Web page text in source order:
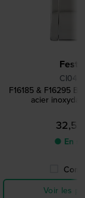
F16185 & F16295
acier
● En
Voir les